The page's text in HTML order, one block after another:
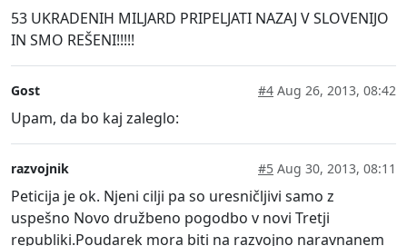
53 UKRADENIH MILJARD PRIPELJATI NAZAJ V SLOVENIJO
IN SMO REŠENI!!!!!
Gost #4 Aug 26, 2013, 08:42
Upam, da bo kaj zaleglo:
razvojnik #5 Aug 30, 2013, 08:11
Peticija je ok. Njeni cilji pa so uresničljivi samo z
uspešno Novo družbeno pogodbo v novi Tretji
republiki.Poudarek mora biti na razvojno naravnanem